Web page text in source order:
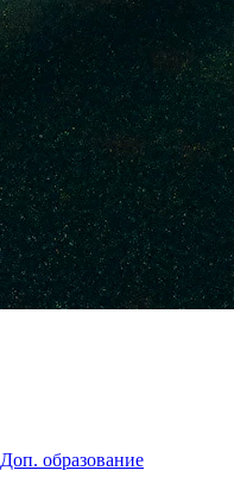
Доп. образование